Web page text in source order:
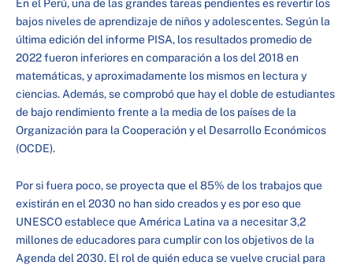
En el Perú, una de las grandes tareas pendientes es revertir los
bajos niveles de aprendizaje de niños y adolescentes. Según la
última edición del informe PISA, los resultados promedio de
2022 fueron inferiores en comparación a los del 2018 en
matemáticas, y aproximadamente los mismos en lectura y
ciencias. Además, se comprobó que hay el doble de estudiantes
de bajo rendimiento frente a la media de los países de la
Organización para la Cooperación y el Desarrollo Económicos
(OCDE).
Por si fuera poco, se proyecta que el 85% de los trabajos que
existirán en el 2030 no han sido creados y es por eso que
UNESCO establece que América Latina va a necesitar 3,2
millones de educadores para cumplir con los objetivos de la
Agenda del 2030. El rol de quién educa se vuelve crucial para